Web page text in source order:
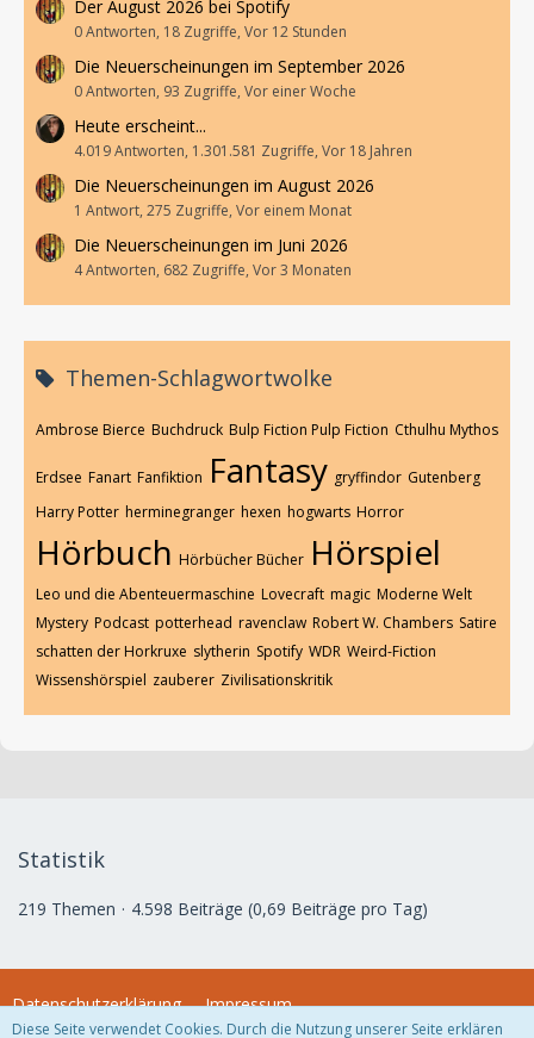
Der August 2026 bei Spotify
0 Antworten, 18 Zugriffe, Vor 12 Stunden
Die Neuerscheinungen im September 2026
0 Antworten, 93 Zugriffe, Vor einer Woche
Heute erscheint...
4.019 Antworten, 1.301.581 Zugriffe, Vor 18 Jahren
Die Neuerscheinungen im August 2026
1 Antwort, 275 Zugriffe, Vor einem Monat
Die Neuerscheinungen im Juni 2026
4 Antworten, 682 Zugriffe, Vor 3 Monaten
Themen-Schlagwortwolke
Ambrose Bierce Buchdruck Bulp Fiction Pulp Fiction Cthulhu Mythos
Erdsee Fanart Fanfiktion Fantasy gryffindor Gutenberg
Harry Potter herminegranger hexen hogwarts Horror
Hörbuch Hörbücher Bücher Hörspiel
Leo und die Abenteuermaschine Lovecraft magic Moderne Welt
Mystery Podcast potterhead ravenclaw Robert W. Chambers Satire
schatten der Horkruxe slytherin Spotify WDR Weird-Fiction
Wissenshörspiel zauberer Zivilisationskritik
Statistik
219 Themen 4.598 Beiträge (0,69 Beiträge pro Tag)
Datenschutzerklärung Impressum
Diese Seite verwendet Cookies. Durch die Nutzung unserer Seite erklären